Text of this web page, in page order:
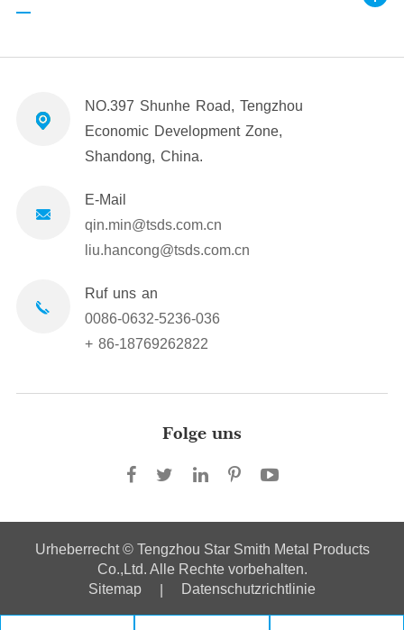
NO.397 Shunhe Road, Tengzhou
Economic Development Zone,
Shandong, China.
E-Mail
qin.min@tsds.com.cn
liu.hancong@tsds.com.cn
Ruf uns an
0086-0632-5236-036
+ 86-18769262822
Folge uns
Urheberrecht © Tengzhou Star Smith Metal Products
Co.,Ltd. Alle Rechte vorbehalten.
Sitemap
Datenschutzrichtlinie